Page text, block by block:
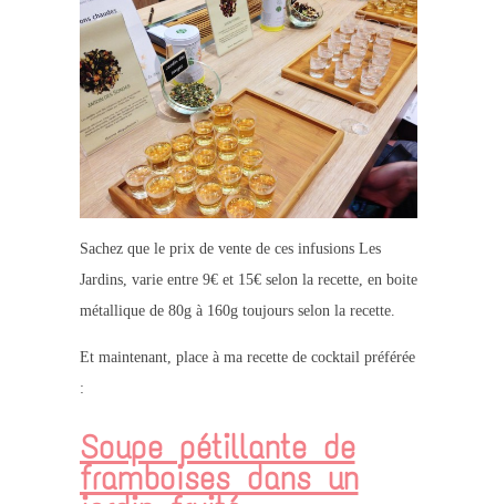
Sachez que le prix de vente de ces infusions Les
Jardins, varie entre 9€ et 15€ selon la recette, en boite
métallique de 80g à 160g toujours selon la recette.
Et maintenant, place à ma recette de cocktail préférée
:
Soupe pétillante de
framboises dans un